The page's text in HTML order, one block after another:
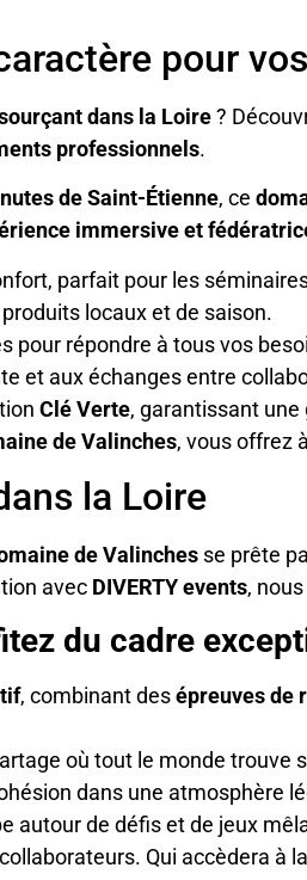
pour
dans la Loire?
professionnels.
de Saint-Étienne, ce
immersive et
parfait pour les
locaux et de saison.
pour répondre à tous vos
et aux échanges entre
Clé Verte, garantissant
de Valinches, vous offrez
la Loire
de Valinches se prête
avec DIVERTY events,
du cadre
, combinant desépreuves de
où tout le monde trouve
dans une atmosphère
autour de défis et de jeux
Qui accèdera à